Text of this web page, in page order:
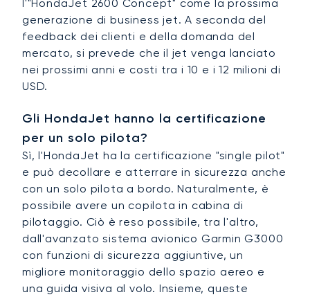
l'"HondaJet 2600 Concept" come la prossima
generazione di business jet. A seconda del
feedback dei clienti e della domanda del
mercato, si prevede che il jet venga lanciato
nei prossimi anni e costi tra i 10 e i 12 milioni di
USD.
Gli HondaJet hanno la certificazione
per un solo pilota?
Sì, l'HondaJet ha la certificazione "single pilot"
e può decollare e atterrare in sicurezza anche
con un solo pilota a bordo. Naturalmente, è
possibile avere un copilota in cabina di
pilotaggio. Ciò è reso possibile, tra l'altro,
dall'avanzato sistema avionico Garmin G3000
con funzioni di sicurezza aggiuntive, un
migliore monitoraggio dello spazio aereo e
una guida visiva al volo. Insieme, queste